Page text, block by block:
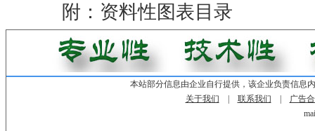
附：资料性图表目录
本站部分信息由企业自行提供，该企业负责信息
关于我们
联系我们
广告